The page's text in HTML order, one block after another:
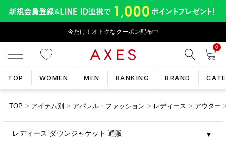
今だけ！オトクなクーポン配布中
0
TOP WOMEN MEN RANKING BRAND
TOP アイテム別 アパレル・ファッション レディース アウター
レディース ダウンジャケット 通販